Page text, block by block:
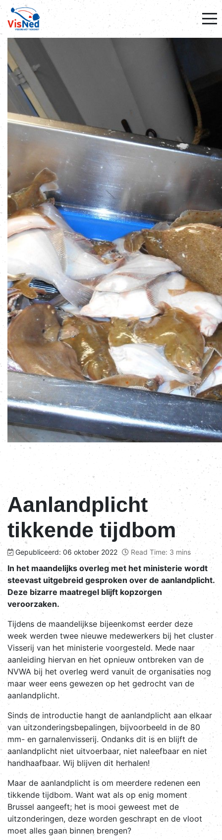
Aanlandplicht
tikkende tijdbom
Gepubliceerd: 06 oktober 2022 Read Time: 3 mins
In het maandelijks overleg met het ministerie wordt
steevast uitgebreid gesproken over de aanlandplicht.
Deze bizarre maatregel blijft kopzorgen
veroorzaken.
Tijdens de maandelijkse bijeenkomst eerder deze
week werden twee nieuwe medewerkers bij het cluster
Visserij van het ministerie voorgesteld. Mede naar
aanleiding hiervan en het opnieuw ontbreken van de
NVWA bij het overleg werd vanuit de organisaties nog
maar weer eens gewezen op het gedrocht van de
aanlandplicht.
Sinds de introductie hangt de aanlandplicht aan elkaar
van uitzonderingsbepalingen, bijvoorbeeld in de 80
mm- en garnalenvisserij. Ondanks dit is en blijft de
aanlandplicht niet uitvoerbaar, niet naleefbaar en niet
handhaafbaar. Wij blijven dit herhalen!
Maar de aanlandplicht is om meerdere redenen een
tikkende tijdbom. Want wat als op enig moment
Brussel aangeeft; het is mooi geweest met de
uitzonderingen, deze worden geschrapt en de vloot
moet alles gaan binnen brengen?